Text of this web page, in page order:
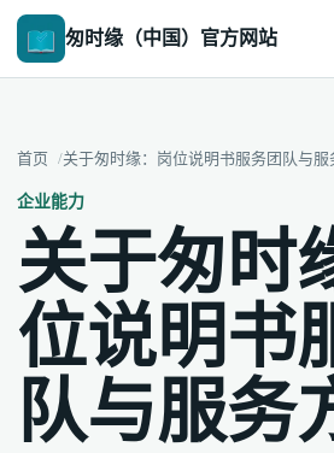
匆时缘（中国）官方网站
首页 关于匆时缘：岗位说明书服务团队与服
企业能力
关于匆时
位说明书
队与服务